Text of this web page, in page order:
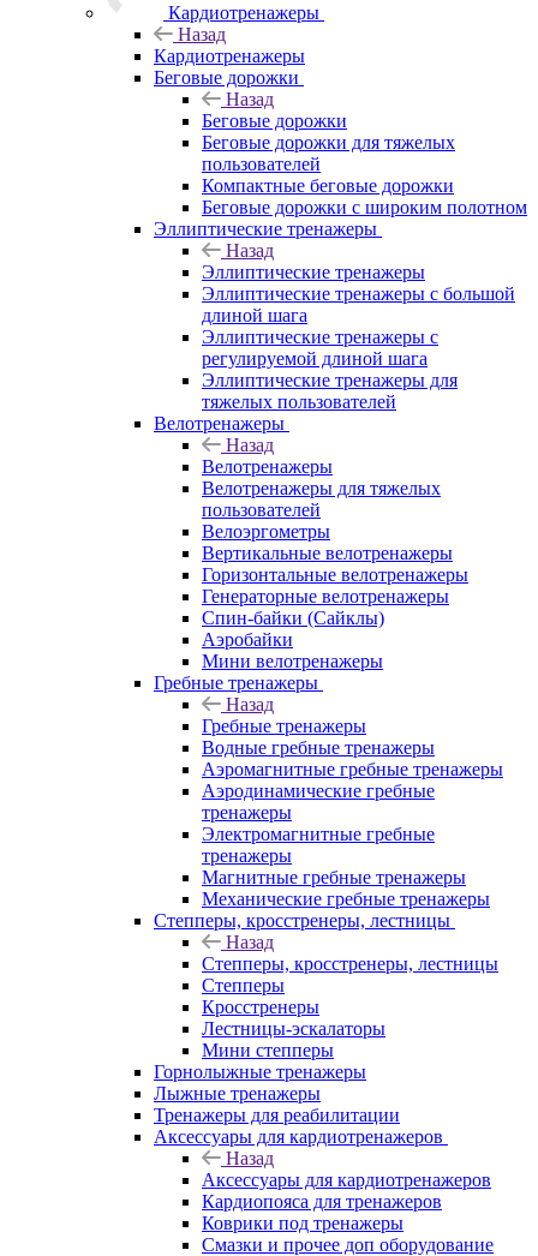
Кардиотренажеры
Назад
Кардиотренажеры
Беговые дорожки
Назад
Беговые дорожки
Беговые дорожки для тяжелых
пользователей
Компактные беговые дорожки
Беговые дорожки с широким полотном
Эллиптические тренажеры
Назад
Эллиптические тренажеры
Эллиптические тренажеры с большой
длиной шага
Эллиптические тренажеры с
регулируемой длиной шага
Эллиптические тренажеры для
тяжелых пользователей
Велотренажеры
Назад
Велотренажеры
Велотренажеры для тяжелых
пользователей
Велоэргометры
Вертикальные велотренажеры
Горизонтальные велотренажеры
Генераторные велотренажеры
Спин-байки (Сайклы)
Аэробайки
Мини велотренажеры
Гребные тренажеры
Назад
Гребные тренажеры
Водные гребные тренажеры
Аэромагнитные гребные тренажеры
Аэродинамические гребные
тренажеры
Электромагнитные гребные
тренажеры
Магнитные гребные тренажеры
Механические гребные тренажеры
Степперы, кросстренеры, лестницы
Назад
Степперы, кросстренеры, лестницы
Степперы
Кросстренеры
Лестницы-эскалаторы
Мини степперы
Горнолыжные тренажеры
Лыжные тренажеры
Тренажеры для реабилитации
Аксессуары для кардиотренажеров
Назад
Аксессуары для кардиотренажеров
Кардиопояса для тренажеров
Коврики под тренажеры
Смазки и прочее доп оборудование